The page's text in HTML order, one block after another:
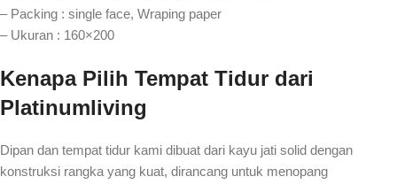
– Packing : single face, Wraping paper
– Ukuran : 160×200
Kenapa Pilih Tempat Tidur dari
Platinumliving
Dipan dan tempat tidur kami dibuat dari kayu jati solid dengan
konstruksi rangka yang kuat, dirancang untuk menopang